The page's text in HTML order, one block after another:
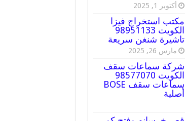
أكتوبر 1, 2025
مكتب استخراج فيزا
الكويت 98951133
تاشيرة شنغن سريعة
مارس 26, 2025
شركة سماعات سقف
الكويت 98577070
سماعات سقف BOSE
أصلية